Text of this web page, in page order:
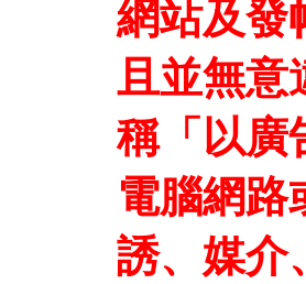
網站及發
且並無意
稱「以廣
電腦網路
誘、媒介